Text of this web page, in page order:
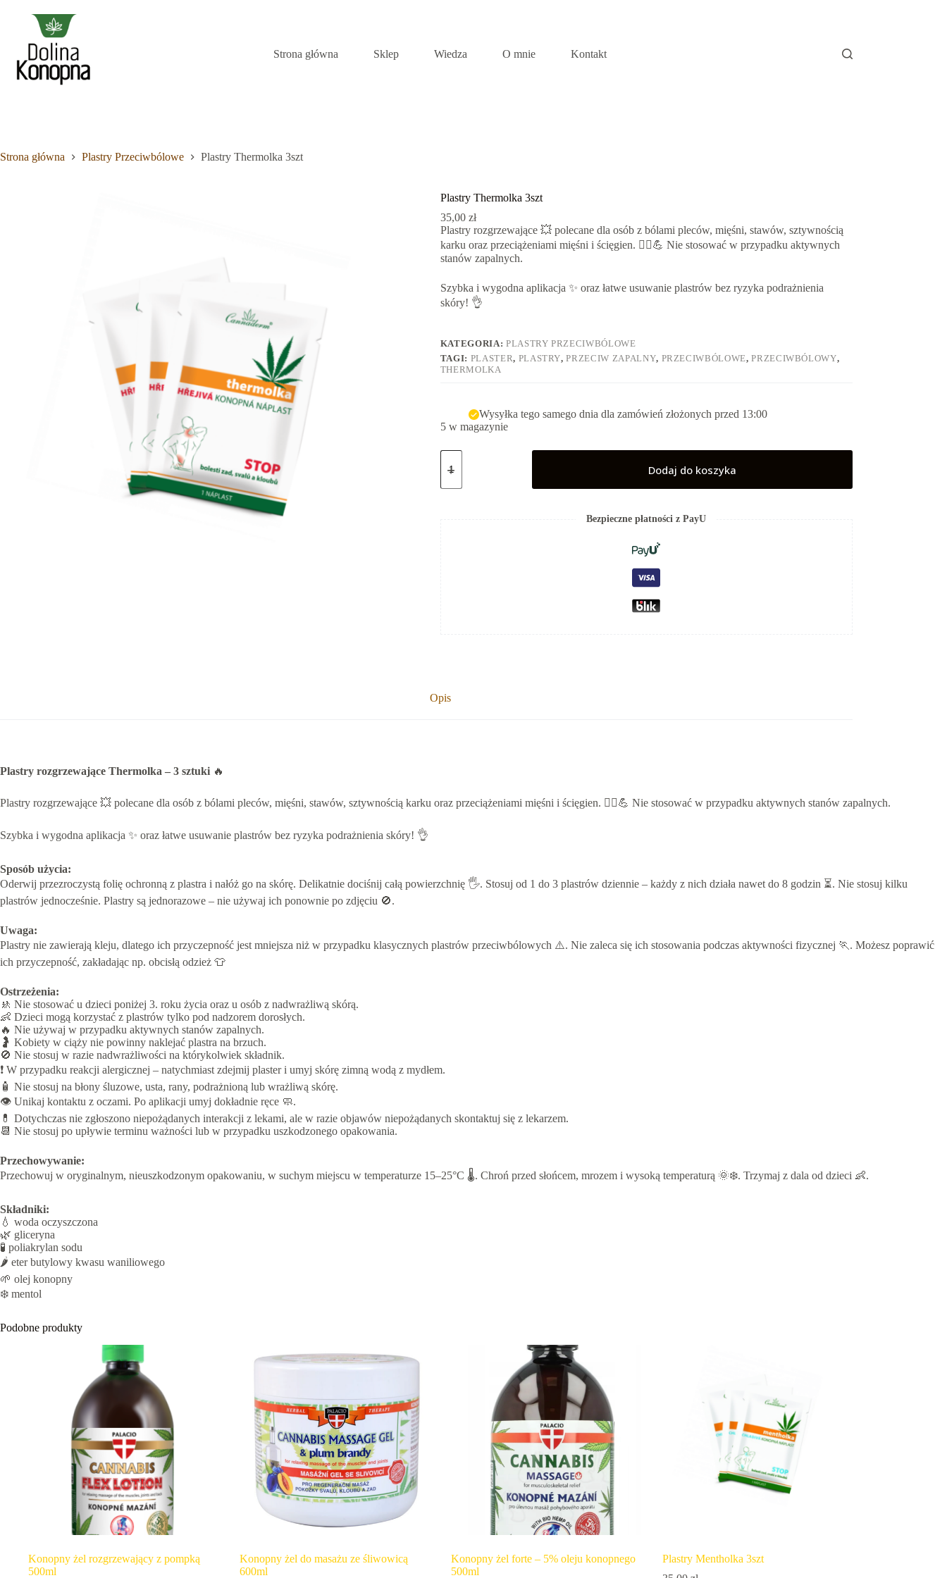
Brak
Strona główna Sklep Wiedza O mnie Kontakt
Strona główna Plastry Przeciwbólowe Plastry Thermolka 3szt
Plastry Thermolka 3szt
35,00 zł
Plastry rozgrzewające 💥 polecane dla osób z bólami pleców, mięśni, stawów, sztywnością
karku oraz przeciążeniami mięśni i ścięgien. 🚶‍♂️💪 Nie stosować w przypadku aktywnych
stanów zapalnych.
Szybka i wygodna aplikacja ✨ oraz łatwe usuwanie plastrów bez ryzyka podrażnienia
skóry! 👌
KATEGORIA: PLASTRY PRZECIWBÓLOWE
TAGI: PLASTER, PLASTRY,PRZECIW ZAPALNY, PRZECIWBÓLOWE,PRZECIWBÓLOWY,
THERMOLKA
Wysyłka tego samego dnia dla zamówień złożonych przed 13:00
5 w magazynie
ilość
Plastry
3szt
Dodaj do koszyka
Bezpieczne płatności z PayU
Opis
Plastry rozgrzewające Thermolka – 3 sztuki 🔥
Plastry rozgrzewające 💥 polecane dla osób z bólami pleców, mięśni, stawów, sztywnością karku oraz przeciążeniami mięśni i ścięgien. 🚶‍♂️💪 Nie stosować w przypadku aktywnych stanów zapalnych.
Szybka i wygodna aplikacja ✨ oraz łatwe usuwanie plastrów bez ryzyka podrażnienia skóry! 👌
Sposób użycia:
Oderwij przezroczystą folię ochronną z plastra i nałóż go na skórę. Delikatnie dociśnij całą powierzchnię 🖐️. Stosuj od 1 do 3 plastrów dziennie – każdy z nich działa nawet do 8 godzin ⏳. Nie stosuj kilku
plastrów jednocześnie. Plastry są jednorazowe – nie używaj ich ponownie po zdjęciu 🚫.
Uwaga:
Plastry nie zawierają kleju, dlatego ich przyczepność jest mniejsza niż w przypadku klasycznych plastrów przeciwbólowych ⚠️. Nie zaleca się ich stosowania podczas aktywności fizycznej 🏃. Możesz poprawić
ich przyczepność, zakładając np. obcisłą odzież 👕
Ostrzeżenia:
🚸 Nie stosować u dzieci poniżej 3. roku życia oraz u osób z nadwrażliwą skórą.
👶 Dzieci mogą korzystać z plastrów tylko pod nadzorem dorosłych.
🔥 Nie używaj w przypadku aktywnych stanów zapalnych.
🤰 Kobiety w ciąży nie powinny naklejać plastra na brzuch.
🚫 Nie stosuj w razie nadwrażliwości na którykolwiek składnik.
❗ W przypadku reakcji alergicznej – natychmiast zdejmij plaster i umyj skórę zimną wodą z mydłem.
🧴 Nie stosuj na błony śluzowe, usta, rany, podrażnioną lub wrażliwą skórę.
👁️ Unikaj kontaktu z oczami. Po aplikacji umyj dokładnie ręce 🧼.
💊 Dotychczas nie zgłoszono niepożądanych interakcji z lekami, ale w razie objawów niepożądanych skontaktuj się z lekarzem.
📆 Nie stosuj po upływie terminu ważności lub w przypadku uszkodzonego opakowania.
Przechowywanie:
Przechowuj w oryginalnym, nieuszkodzonym opakowaniu, w suchym miejscu w temperaturze 15–25°C 🌡️. Chroń przed słońcem, mrozem i wysoką temperaturą 🌞❄️. Trzymaj z dala od dzieci 👶.
Składniki:
💧 woda oczyszczona
🌿 gliceryna
🧪 poliakrylan sodu
🌶️ eter butylowy kwasu waniliowego
🌱 olej konopny
❄️ mentol
Podobne produkty
Konopny żel rozgrzewający z pompką
500ml
Konopny żel do masażu ze śliwowicą
600ml
Konopny żel forte – 5% oleju konopnego
500ml
Plastry Mentholka 3szt